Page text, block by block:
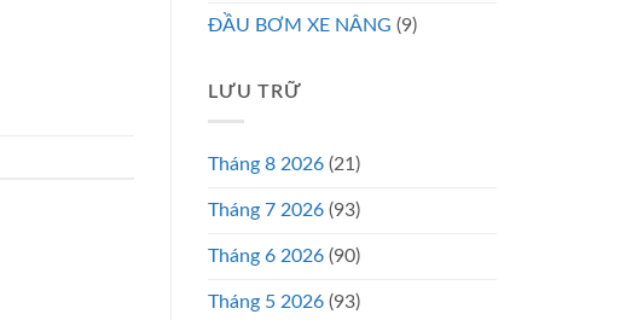
ĐẦU BƠM XE NÂNG (9)
LƯU TRỮ
Tháng 8 2026 (21)
Tháng 7 2026 (93)
Tháng 6 2026 (90)
Tháng 5 2026 (93)